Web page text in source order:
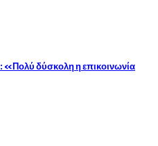
δύσκολη η επικοινωνία